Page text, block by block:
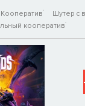
Кооператив
Шутер с
кооператив